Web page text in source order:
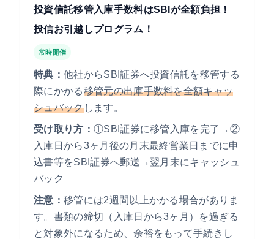
投資信託移管入庫手数料はSBIが全額負担！
投信お引越しプログラム！
常時開催
特典： 他社からSBI証券へ投資信託を移管する
際にかかる移管元の出庫手数料を全額キャッ
シュバックします。
受け取り方： ①SBI証券に移管入庫を完了→②
入庫日から3ヶ月後の月末最終営業日までに申
込書等をSBI証券へ郵送→翌月末にキャッシュ
バック
注意： 移管には2週間以上かかる場合がありま
す。書類の締切（入庫日から3ヶ月）を過ぎる
と対象外になるため、余裕をもって手続きし